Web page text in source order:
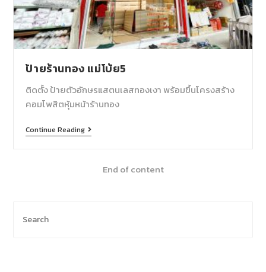
ป้ายร้านทอง แม่โบ้ย5
ติดตั้ง ป้ายตัวอักษรแสตนเลสทองเงา พร้อมขึ้นโครงสร้าง
คอมโพสิตหุ้มหน้าร้านทอง
Continue Reading
End of content